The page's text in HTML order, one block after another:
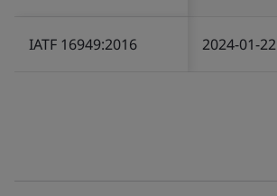
IATF 16949:2016 2024-01-22